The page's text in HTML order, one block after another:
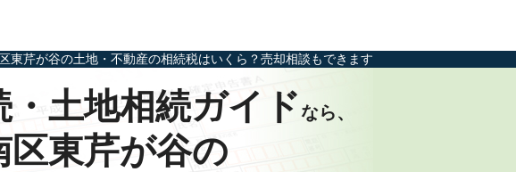
東芹が谷の土地・不動産の相続税はいくら？売却相談もできます
・土地相続ガイドなら、
区東芹が谷の